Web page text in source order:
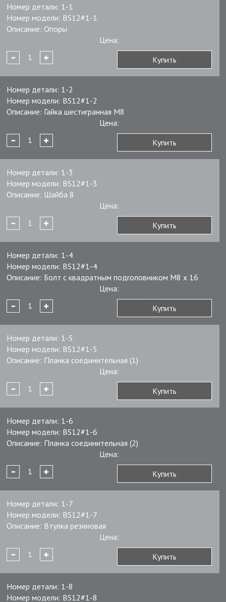
Номер детали: 1-1
Номер модели: BS12#1-1
Описание: Опоры
Цена:
Купить
Номер детали: 1-2
Номер модели: BS12#1-2
Описание: Гайка шестигранная М8
Цена:
Купить
Номер детали: 1-3
Номер модели: BS12#1-3
Описание: Шайба 8
Цена:
Купить
Номер детали: 1-4
Номер модели: BS12#1-4
Описание: Болт с квадратным подголовником М8 х 16
Цена:
Купить
Номер детали: 1-5
Номер модели: BS12#1-5
Описание: Планка соединительная (1)
Цена:
Купить
Номер детали: 1-6
Номер модели: BS12#1-6
Описание: Планка соединительная (2)
Цена:
Купить
Номер детали: 1-7
Номер модели: BS12#1-7
Описание: Втулка резиновая
Цена:
Купить
Номер детали: 1-8
Номер модели: BS12#1-8